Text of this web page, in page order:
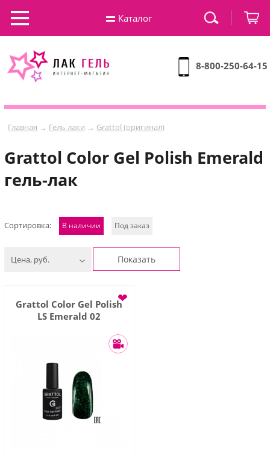
8-800-250-64-15
Главная → Гель лаки → Grattol (оригинал)
Grattol Color Gel Polish Emerald
гель-лак
Сортировка: В наличии Под заказ
Цена, руб. Показать
Grattol Color Gel Polish
LS Emerald 02
❤
Каталог